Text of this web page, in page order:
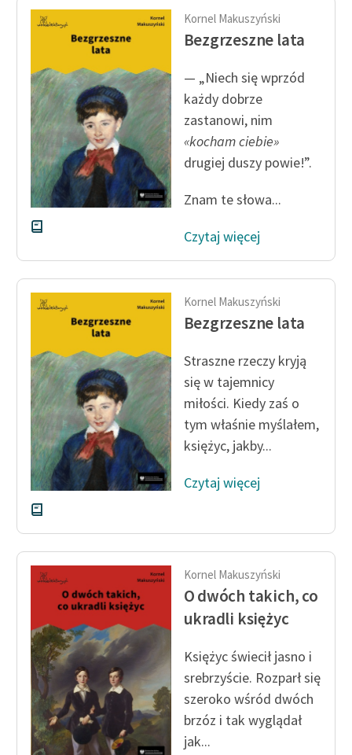
skandynawskiej literatury
feministycznej
Ręce pełne poezji
Kolekcje edukacyjne
twórców przechodzących
do domeny publicznej,
lektur szkolnych oraz
Starego Testamentu
Odkurzamy bohaterów
Szkoła Poezji Wolnych
O nas
Kontakt
O projekcie
Zespół
Zasady wykorzystania
Wolnych Lektur
Logotypy
Materiały promocyjne
Polityka prywatności
Regulamin biblioteki
Dane fundacji i
sprawozdania finansowe
Regulamin darowizn
Informacja o treściach
wrażliwych
Deklaracja dostępności
Kornel Makuszyński
Bezgrzeszne lata
— „Niech się wprzód
każdy dobrze
zastanowi, nim
«kocham ciebie»
drugiej duszy powie!”.
Znam te słowa...
Czytaj więcej
Kornel Makuszyński
Bezgrzeszne lata
Straszne rzeczy kryją
się w tajemnicy
miłości. Kiedy zaś o
tym właśnie myślałem,
księżyc, jakby...
Czytaj więcej
Kornel Makuszyński
O dwóch takich, co
ukradli księżyc
Księżyc świecił jasno i
srebrzyście. Rozparł się
szeroko wśród dwóch
brzóz i tak wyglądał
jak...